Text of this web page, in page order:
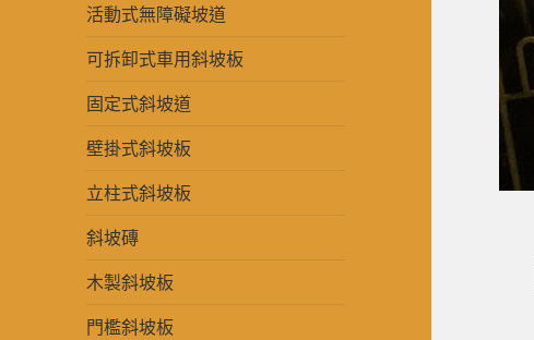
活動式無障礙坡道
可拆卸式車用斜坡板
固定式斜坡道
壁掛式斜坡板
立柱式斜坡板
斜坡磚
木製斜坡板
門檻斜坡板